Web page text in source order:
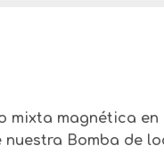
mixta magnética en
nuestra Bomba de